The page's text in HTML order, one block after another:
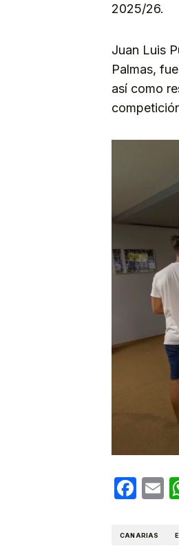
2025/26.
Juan Luis
Palmas,
así como
CANARIAS